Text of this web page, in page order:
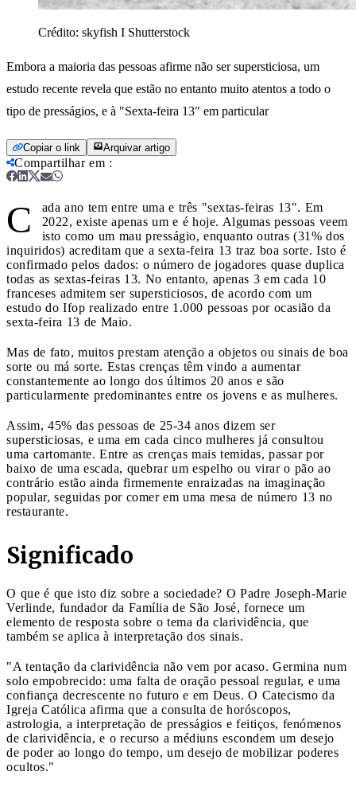
Crédito: skyfish I Shutterstock
Embora a maioria das pessoas afirme não ser supersticiosa, um
estudo recente revela que estão no entanto muito atentos a todo o
tipo de presságios, e à "Sexta-feira 13" em particular
Copiar o link Arquivar artigo
Compartilhar em :
C
ada ano tem entre uma e três "sextas-feiras 13". Em
2022, existe apenas um e é hoje. Algumas pessoas veem
isto como um mau presságio, enquanto outras (31% dos
inquiridos) acreditam que a sexta-feira 13 traz boa sorte. Isto é
confirmado pelos dados: o número de jogadores quase duplica
todas as sextas-feiras 13. No entanto, apenas 3 em cada 10
franceses admitem ser supersticiosos, de acordo com um
estudo do Ifop realizado entre 1.000 pessoas por ocasião da
sexta-feira 13 de Maio.
Mas de fato, muitos prestam atenção a objetos ou sinais de boa
sorte ou má sorte. Estas crenças têm vindo a aumentar
constantemente ao longo dos últimos 20 anos e são
particularmente predominantes entre os jovens e as mulheres.
Assim, 45% das pessoas de 25-34 anos dizem ser
supersticiosas, e uma em cada cinco mulheres já consultou
uma cartomante. Entre as crenças mais temidas, passar por
baixo de uma escada, quebrar um espelho ou virar o pão ao
contrário estão ainda firmemente enraizadas na imaginação
popular, seguidas por comer em uma mesa de número 13 no
restaurante.
Significado
O que é que isto diz sobre a sociedade? O Padre Joseph-Marie
Verlinde, fundador da Família de São José, fornece um
elemento de resposta sobre o tema da clarividência, que
também se aplica à interpretação dos sinais.
"A tentação da clarividência não vem por acaso. Germina num
solo empobrecido: uma falta de oração pessoal regular, e uma
confiança decrescente no futuro e em Deus. O Catecismo da
Igreja Católica afirma que a consulta de horóscopos,
astrologia, a interpretação de presságios e feitiços, fenómenos
de clarividência, e o recurso a médiuns escondem um desejo
de poder ao longo do tempo, um desejo de mobilizar poderes
ocultos."